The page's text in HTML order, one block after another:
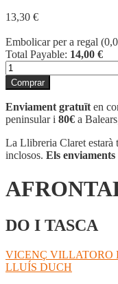
13,30 €
Embolicar per a regal (
Total Payable: 14,00 €
quantitat
de
AFRONTAR
LA
DIVERSITAT
Comprar
Enviament gratuït en
peninsular i 80€ a
La Llibreria Claret estarà
inclosos. Els enviaments
DO I TASCA
VICENÇ VILLATORO
LLUÍS DUCH